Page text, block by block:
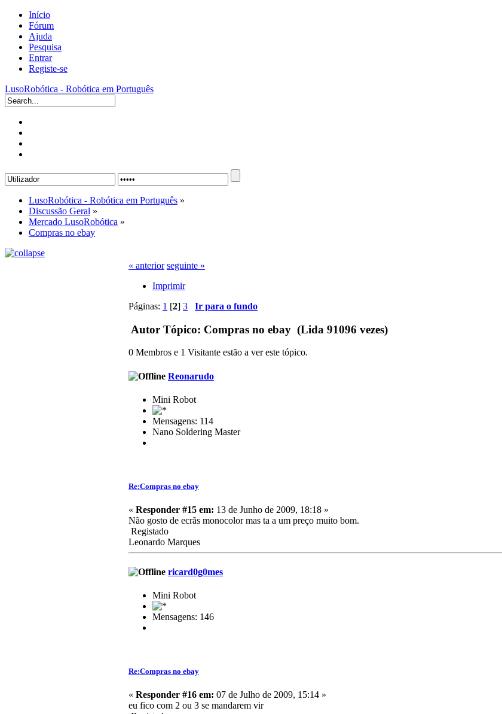
Início
Fórum
Ajuda
Pesquisa
Entrar
Registe-se
LusoRobótica - Robótica em Português
LusoRobótica - Robótica em Português »
Discussão Geral »
Mercado LusoRobótica »
Compras no ebay
« anterior seguinte »
Imprimir
Páginas: 1 [2] 3 Ir para o fundo
Autor Tópico: Compras no ebay (Lida 91096 vezes)
0 Membros e 1 Visitante estão a ver este tópico.
Reonarudo
Mini Robot
Mensagens: 114
Nano Soldering Master
Re:Compras no ebay
« Responder #15 em: 13 de Junho de 2009, 18:18 »
Não gosto de ecrãs monocolor mas ta a um preço muito bom.
Registado
Leonardo Marques
ricard0g0mes
Mini Robot
Mensagens: 146
Re:Compras no ebay
« Responder #16 em: 07 de Julho de 2009, 15:14 »
eu fico com 2 ou 3 se mandarem vir